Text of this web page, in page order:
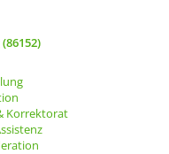
Korrektorat